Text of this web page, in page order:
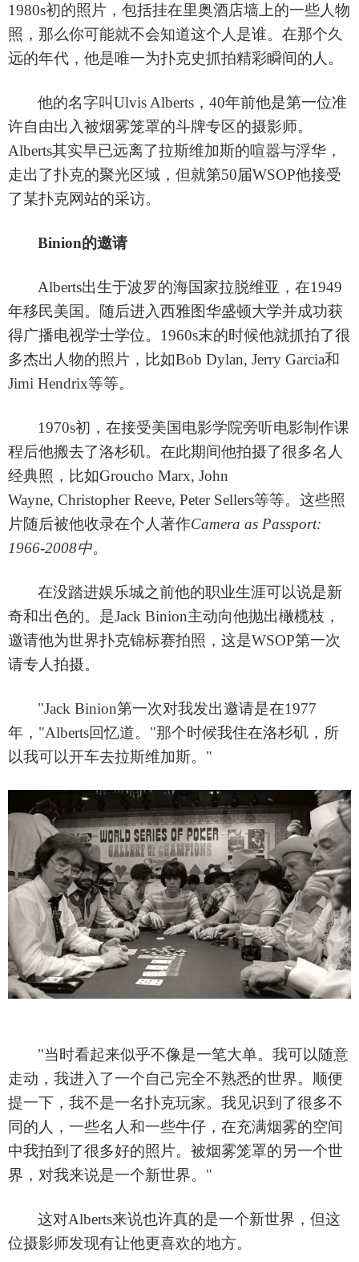
1980s初的照片，包括挂在里奥酒店墙上的一些人物
照，那么你可能就不会知道这个人是谁。在那个久
远的年代，他是唯一为扑克史抓拍精彩瞬间的人。
他的名字叫Ulvis Alberts，40年前他是第一位准
许自由出入被烟雾笼罩的斗牌专区的摄影师。
Alberts其实早已远离了拉斯维加斯的喧嚣与浮华，
走出了扑克的聚光区域，但就第50届WSOP他接受
了某扑克网站的采访。
Binion的邀请
Alberts出生于波罗的海国家拉脱维亚，在1949
年移民美国。随后进入西雅图华盛顿大学并成功获
得广播电视学士学位。1960s末的时候他就抓拍了很
多杰出人物的照片，比如Bob Dylan, Jerry Garcia和
Jimi Hendrix等等。
1970s初，在接受美国电影学院旁听电影制作课
程后他搬去了洛杉矶。在此期间他拍摄了很多名人
经典照，比如Groucho Marx, John
Wayne, Christopher Reeve, Peter Sellers等等。这些照
片随后被他收录在个人著作Camera as Passport:
1966-2008中。
在没踏进娱乐城之前他的职业生涯可以说是新
奇和出色的。是Jack Binion主动向他抛出橄榄枝，
邀请他为世界扑克锦标赛拍照，这是WSOP第一次
请专人拍摄。
"Jack Binion第一次对我发出邀请是在1977
年，"Alberts回忆道。"那个时候我住在洛杉矶，所
以我可以开车去拉斯维加斯。"
"当时看起来似乎不像是一笔大单。我可以随意
走动，我进入了一个自己完全不熟悉的世界。顺便
提一下，我不是一名扑克玩家。我见识到了很多不
同的人，一些名人和一些牛仔，在充满烟雾的空间
中我拍到了很多好的照片。被烟雾笼罩的另一个世
界，对我来说是一个新世界。"
这对Alberts来说也许真的是一个新世界，但这
位摄影师发现有让他更喜欢的地方。